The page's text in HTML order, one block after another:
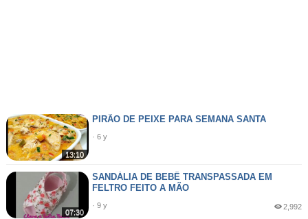
13:10
PIRÃO DE PEIXE PARA SEMANA SANTA
· 6 y
07:30
SANDÁLIA DE BEBÊ TRANSPASSADA EM
FELTRO FEITO A MÃO
· 9 y 2,992